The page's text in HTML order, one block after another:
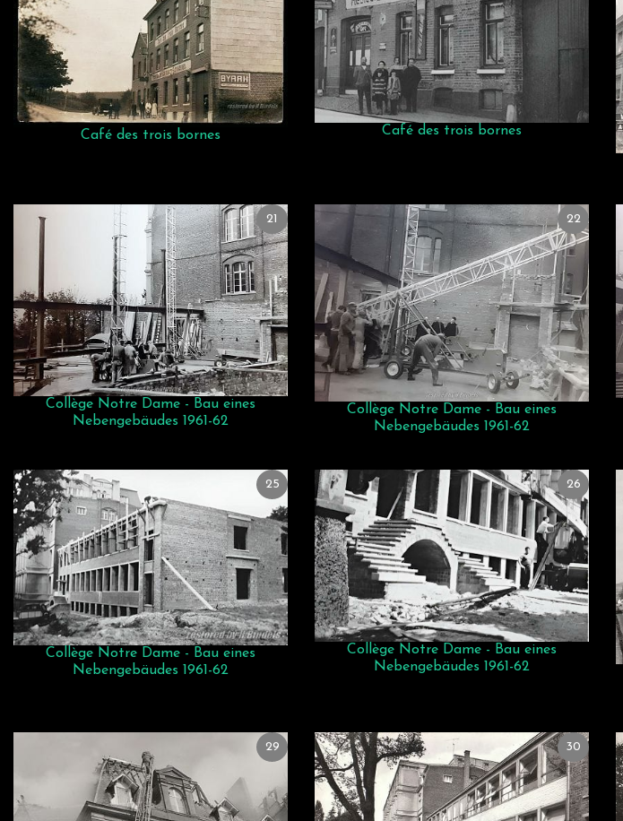
Café des trois bornes Café des trois bornes
Collège Notre Dame - Bau eines
Nebengebäudes 1961-62
21
Collège Notre Dame - Bau eines
Nebengebäudes 1961-62
22
Collège Notre Dame - Bau eines
Nebengebäudes 1961-62
25
Collège Notre Dame - Bau eines
Nebengebäudes 1961-62
26
29 30